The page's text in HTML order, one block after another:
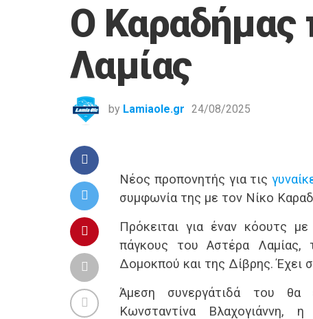
Ο Καραδήμας
Λαμίας
by Lamiaole.gr 24/08/2025
Νέος προπονητής για τις
συμφωνία της με τον Νίκο
Πρόκειται για έναν κόουτς
πάγκους του Αστέρα Λαμίας,
Δομοκπού και της Δίβρης. Έχει
Άμεση συνεργάτιδά του θα
Κωνσταντίνα Βλαχογιάννη,